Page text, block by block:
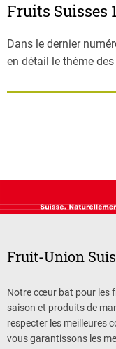
Fruits Suisses
Dans le dernier
en détail le thème
Fruit-Union
Notre cœur bat pour les
saison et produits de
respecter les meilleures
vous garantissons les